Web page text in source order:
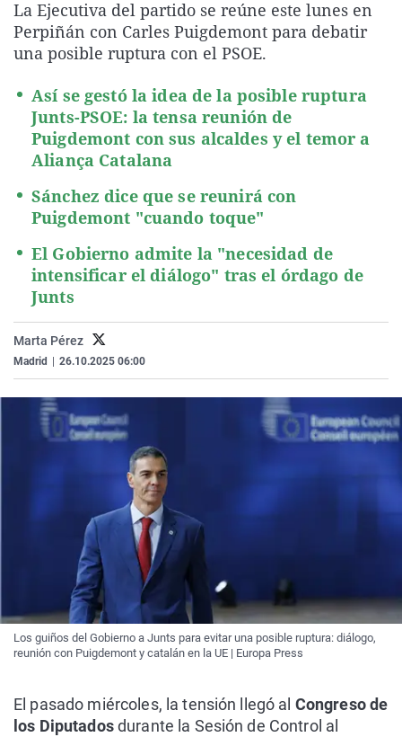
La rosa de los vientos
Gente viajera
Caso
Retornados
Operación Viuda
Extremadura
Galicia
Navarra
País Vasco
Virales
Televisión
La Ejecutiva del partido se reúne este lunes en
Perpiñán con Carles Puigdemont para debatir
una posible ruptura con el PSOE.
Así se gestó la idea de la posible ruptura
Junts-PSOE: la tensa reunión de
Puigdemont con sus alcaldes y el temor a
Aliança Catalana
Sánchez dice que se reunirá con
Puigdemont "cuando toque"
El Gobierno admite la "necesidad de
intensificar el diálogo" tras el órdago de
Junts
Marta Pérez
Madrid 26.10.2025 06:00
Los guiños del Gobierno a Junts para evitar una posible ruptura: diálogo,
reunión con Puigdemont y catalán en la UE | Europa Press
El pasado miércoles, la tensión llegó al Congreso de
los Diputadosdurante la Sesión de Control al